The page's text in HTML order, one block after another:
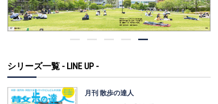
シリーズ一覧 - LINE UP -
月刊 散歩の達人